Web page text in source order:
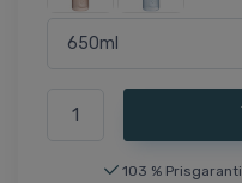
103 % Prisgaranti